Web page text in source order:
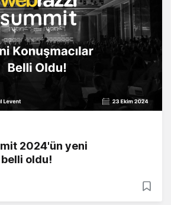
2024'ün yeni
belli oldu!